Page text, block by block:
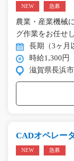
NEW 急募
農業・産業機械
グ作業をお任せ
長期（3ヶ月
時給1,300円
滋賀県長浜市
CADオペレー
NEW 急募